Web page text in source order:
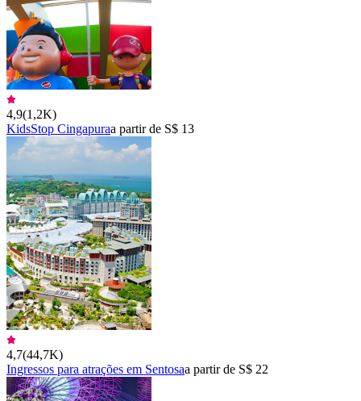
4,9(1,2K)
KidsStop Cingapuraa partir de S$ 13
4,7(44,7K)
Ingressos para atrações em Sentosaa partir de S$ 22